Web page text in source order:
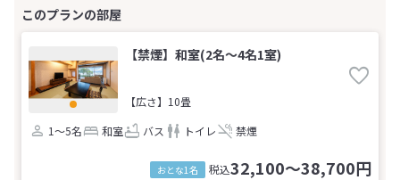
【禁煙】和室(2名～4名1室)
【広さ】10畳
1～5名
和室 バス トイレ 禁煙
おとな1名 税込32,100～38,700円